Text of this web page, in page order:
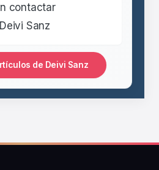
contactar
Deivi Sanz
de Deivi Sanz